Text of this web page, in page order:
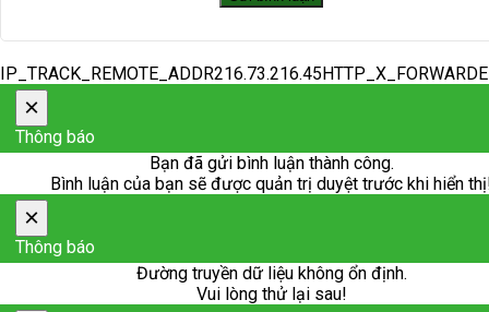
×
Thông báo
Bạn đã gửi bình luận thành công.
Bình luận của bạn sẽ được quản trị duyệt trước khi hiển
×
Thông báo
Đường truyền dữ liệu không ổn định.
Vui lòng thử lại sau!